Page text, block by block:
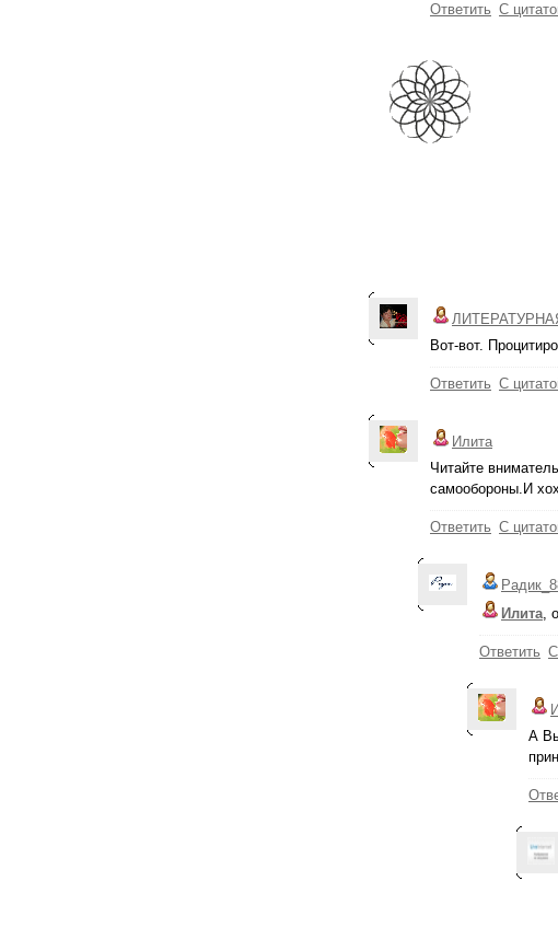
Ответить С
Вот-вот.
Ответить С
Илита
Читайте
самообороны.И
Ответить С
Илита,
Ответить
А